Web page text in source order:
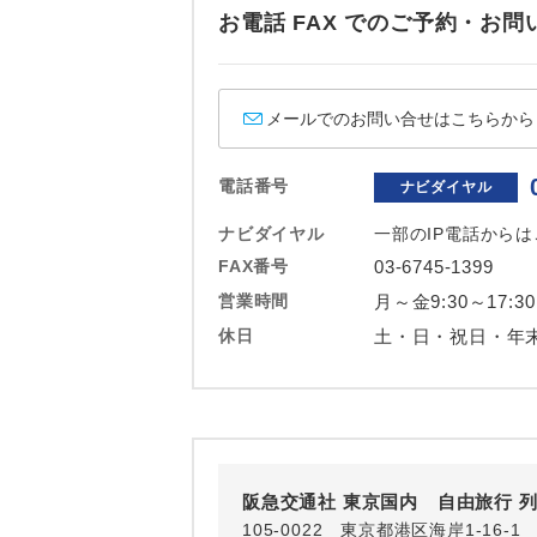
お電話 FAX でのご予約・お問
メールでのお問い合せはこちらから
電話番号 ナビダイヤル
ナビダイヤル
一部のIP電話から
FAX番号
03-6745-1399
営業時間 月～金9:30～17:30
休日 土・日・祝日・年
阪急交通社 東京国内 自由旅行
105-0022 東京都港区海岸1-16-1
ホテ
おひとり様